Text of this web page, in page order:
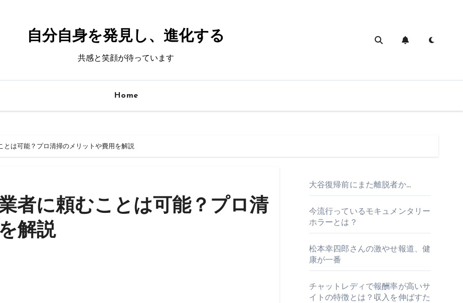
自分自身を発見し、進化する
共感と笑顔が待っています
Home
とは可能？プロ清掃のメリットや費用を解説
者に頼むことは可能？プロ清
解説
大谷復帰前にまた離脱者か…
今流行っているモキュメンタリー
ホラーとは？
松本幸四郎さんの激やせ報道、健
康が一番
チャットレディで報酬率が高いサ
イトの特徴とは？収入を伸ばすた